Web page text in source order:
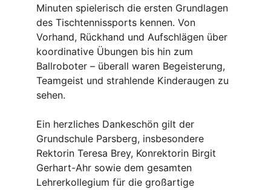
Minuten spielerisch die ersten Grundlagen
des Tischtennissports kennen. Von
Vorhand, Rückhand und Aufschlägen über
koordinative Übungen bis hin zum
Ballroboter – überall waren Begeisterung,
Teamgeist und strahlende Kinderaugen zu
sehen.
Ein herzliches Dankeschön gilt der
Grundschule Parsberg, insbesondere
Rektorin Teresa Brey, Konrektorin Birgit
Gerhart-Ahr sowie dem gesamten
Lehrerkollegium für die großartige